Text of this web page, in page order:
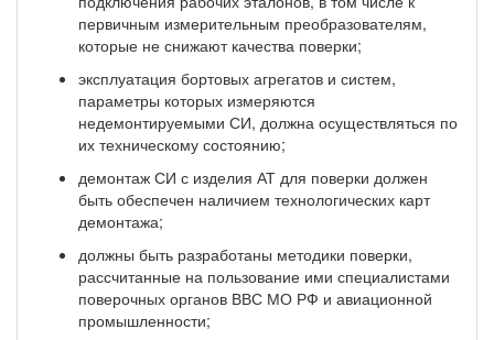
первичным измерительным преобразователям,
которые не снижают качества поверки;
эксплуатация бортовых агрегатов и систем,
параметры которых измеряются
недемонтируемыми СИ, должна осуществляться по
их техническому состоянию;
демонтаж СИ с изделия АТ для поверки должен
быть обеспечен наличием технологических карт
демонтажа;
должны быть разработаны методики поверки,
рассчитанные на пользование ими специалистами
поверочных органов ВВС МО РФ и авиационной
промышленности;